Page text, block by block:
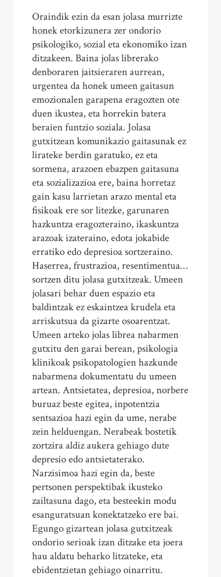
Oraindik ezin da esan jolasa murrizte
honek etorkizunera zer ondorio
psikologiko, sozial eta ekonomiko izan
ditzakeen. Baina jolas librerako
denboraren jaitsieraren aurrean,
urgentea da honek umeen gaitasun
emozionalen garapena eragozten ote
duen ikustea, eta horrekin batera
beraien funtzio soziala. Jolasa
gutxitzean komunikazio gaitasunak ez
lirateke berdin garatuko, ez eta
sormena, arazoen ebazpen gaitasuna
eta sozializazioa ere, baina horretaz
gain kasu larrietan arazo mental eta
fisikoak ere sor litezke, garunaren
hazkuntza eragozteraino, ikaskuntza
arazoak izateraino, edota jokabide
erratiko edo depresioa sortzeraino.
Haserrea, frustrazioa, resentimentua…
sortzen ditu jolasa gutxitzeak. Umeen
jolasari behar duen espazio eta
baldintzak ez eskaintzea krudela eta
arriskutsua da gizarte osoarentzat.
Umeen arteko jolas librea nabarmen
gutxitu den garai berean, psikologia
klinikoak psikopatologien hazkunde
nabarmena dokumentatu du umeen
artean. Antsietatea, depresioa, norbere
buruaz beste egitea, inpotentzia
sentsazioa hazi egin da ume, nerabe
zein helduengan. Nerabeak bostetik
zortzira aldiz aukera gehiago dute
depresio edo antsietaterako.
Narzisimoa hazi egin da, beste
pertsonen perspektibak ikusteko
zailtasuna dago, eta besteekin modu
esanguratsuan konektatzeko ere bai.
Egungo gizartean jolasa gutxitzeak
ondorio serioak izan ditzake eta joera
hau aldatu beharko litzateke, eta
ebidentzietan gehiago oinarritu.